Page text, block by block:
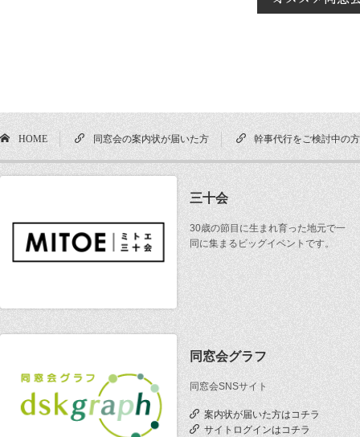
HOME 同窓会の案内状が届いた方 幹事代行をご検討中の方
三十会
30歳の節目に生まれ育った地元で一
同に集まるビッグイベントです。
同窓会グラフ
同窓会SNSサイト
案内状が届いた方はコチラ
サイトログインはコチラ